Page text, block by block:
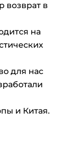
возврат в
на
для нас
и Китая.